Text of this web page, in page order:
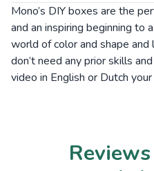
Mono’s DIY boxes are the
and an inspiring beginning to
world of color and shape
don’t need any prior skills
video in English or Dutch